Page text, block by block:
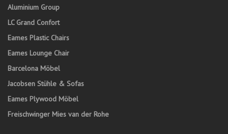
Aluminium Group
LC Grand Confort
Eames Plastic Chairs
Eames Lounge Chair
Barcelona Möbel
Jacobsen Stühle & Sofas
Eames Plywood Möbel
Freischwinger Mies van der Rohe